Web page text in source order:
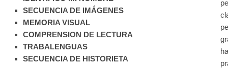
SECUENCIA DE IMÁGENES
MEMORIA VISUAL
COMPRENSION DE LECTURA
TRABALENGUAS
SECUENCIA DE HISTORIETA